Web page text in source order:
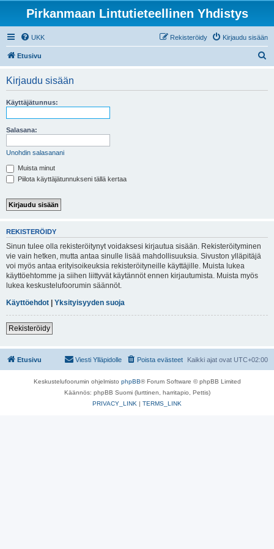
Pirkanmaan Lintutieteellinen Yhdistys
UKK Kirjaudu sisään
Rekisteröidy
Etusivu
Kirjaudu sisään
Käyttäjätunnus:
Salasana:
Unohdin salasanani
Muista minut
Piilota käyttäjätunnukseni tällä kertaa
REKISTERÖIDY
Sinun tulee olla rekisteröitynyt voidaksesi kirjautua sisään. Rekisteröityminen
vie vain hetken, mutta antaa sinulle lisää mahdollisuuksia. Sivuston ylläpitäjä
voi myös antaa erityisoikeuksia rekisteröityneille käyttäjille. Muista lukea
käyttöehtomme ja siihen liittyvät käytännöt ennen kirjautumista. Muista myös
lukea keskustelufoorumin säännöt.
Käyttöehdot | Yksityisyyden suoja
Rekisteröidy
Etusivu Kaikki ajat ovat UTC+02:00
Poista evästeet
Viesti Ylläpidolle
Keskustelufoorumin ohjelmisto phpBB® Forum Software © phpBB Limited
Käännös: phpBB Suomi (lurttinen, harritapio, Pettis)
PRIVACY_LINK | TERMS_LINK